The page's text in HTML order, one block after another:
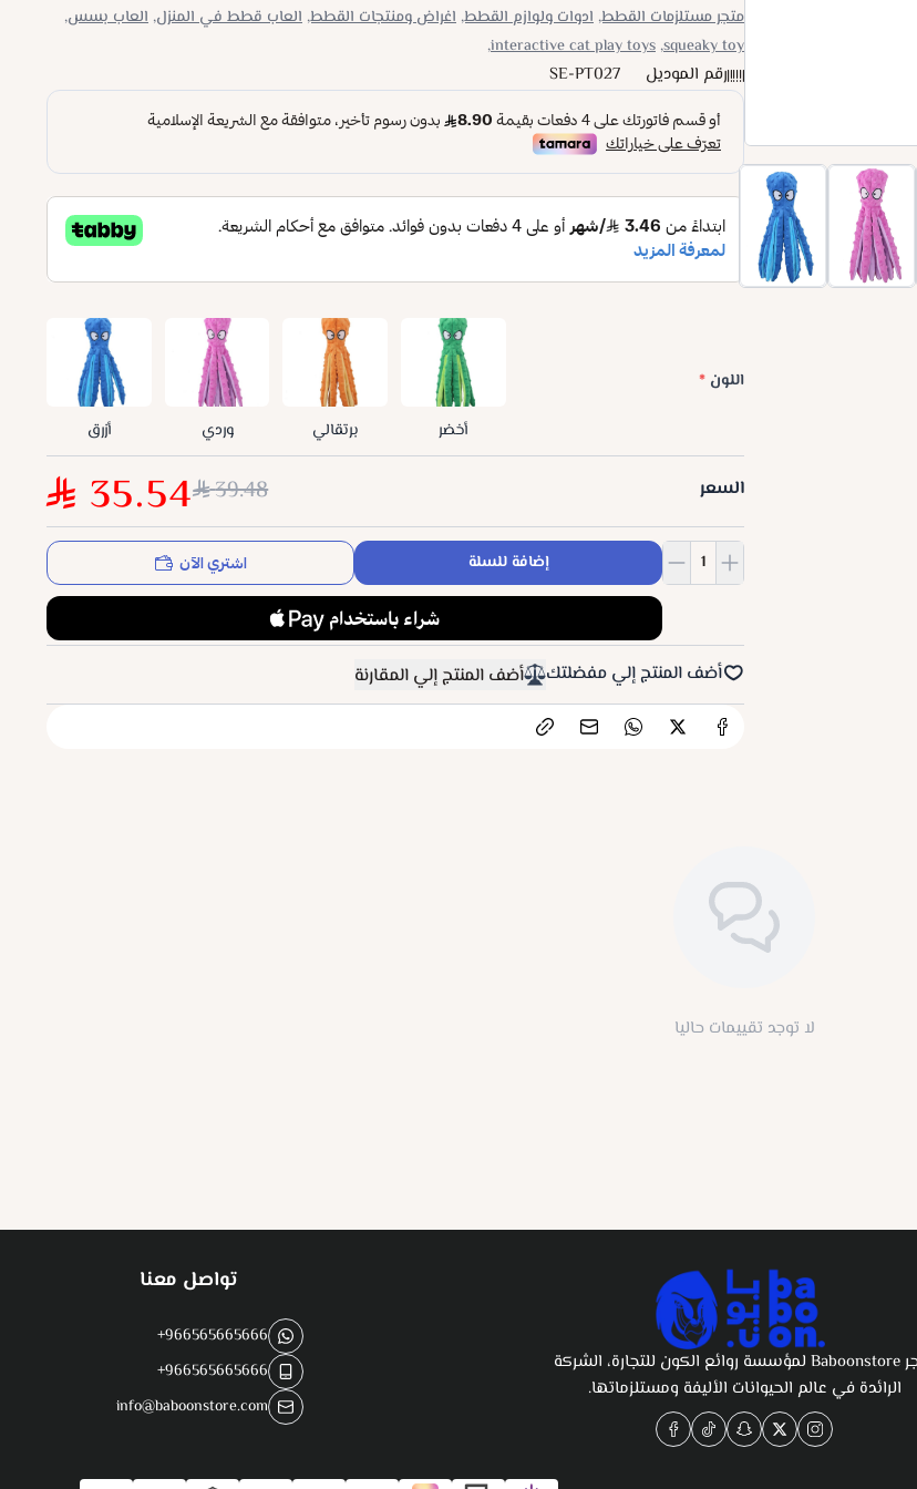
متجر مستلزمات القطط, ادوات ولوازم القطط, اغراض ومنتجات القطط, العاب قطط في المنزل, العاب بسس,
squeaky toy,
interactive cat play toys,
رقم الموديل SE-PT027
اللون *
أخضر برتقالي وردي أزرق
السعر 39.48
35.54
إضافة للسلة اشتري الآن
أضف المنتج إلي مفضلتك أضف المنتج إلي المقارنة
لا توجد تقييمات حاليا
متجر Baboonstore لمؤسسة روائع الكون للتجارة، الشركة
الرائدة في عالم الحيوانات الأليفة ومستلزماتها.
تواصل معنا
+966565665666
+966565665666
info@baboonstore.com